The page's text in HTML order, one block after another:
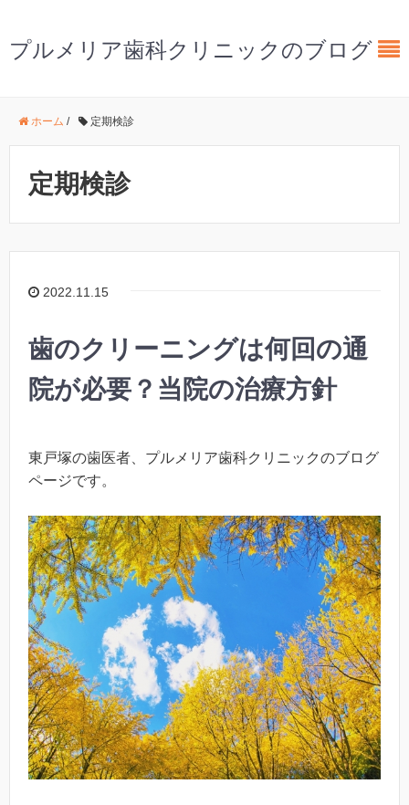
プルメリア歯科クリニックのブログ
ホーム / 定期検診
定期検診
2022.11.15
歯のクリーニングは何回の通
院が必要？当院の治療方針
東戸塚の歯医者、プルメリア歯科クリニックのブログ
ページです。